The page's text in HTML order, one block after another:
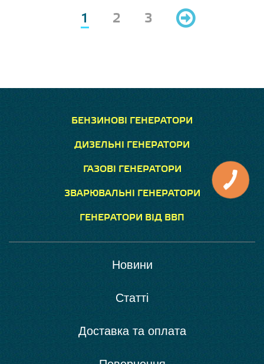
1 2 3
БЕНЗИНОВІ ГЕНЕРАТОРИ
ДИЗЕЛЬНІ ГЕНЕРАТОРИ
ГАЗОВІ ГЕНЕРАТОРИ
ЗВАРЮВАЛЬНІ ГЕНЕРАТОРИ
ГЕНЕРАТОРИ ВІД ВВП
Новини
Статті
Доставка та оплата